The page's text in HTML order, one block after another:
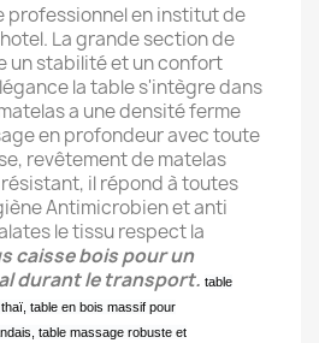
professionnel en institut de
La grande section de
un stabilité et un confort
la table s'intègre dans
a une densité ferme
en profondeur avec toute
revêtement de matelas
il répond à toutes
Antimicrobien et anti
le tissu respect la
caisse bois pour un
durant le transport. table
table en bois massif pour
table massage robuste et